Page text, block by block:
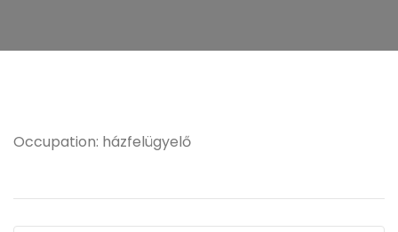
Occupation: házfelügyelő